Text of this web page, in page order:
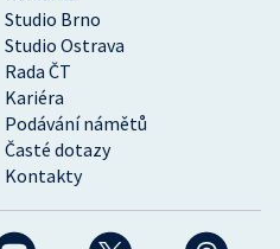
Studio Brno
Studio Ostrava
Rada ČT
Kariéra
Podávání námětů
Časté dotazy
Kontakty